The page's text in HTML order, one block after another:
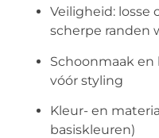
Veiligheid: losse
scherpe randen
Schoonmaak en
vóór styling
Kleur- en
basiskleuren)